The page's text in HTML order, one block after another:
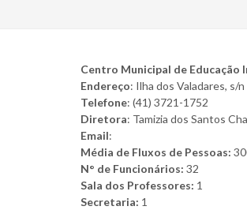
Centro Municipal de Educação
Endereço: Ilha dos Valadares, s/
Telefone: (41) 3721-1752
Diretora: Tamizia dos Santos
Email:
Média de Fluxos de Pessoas:
N° de Funcionários: 32
Sala dos Professores: 1
Secretaria: 1